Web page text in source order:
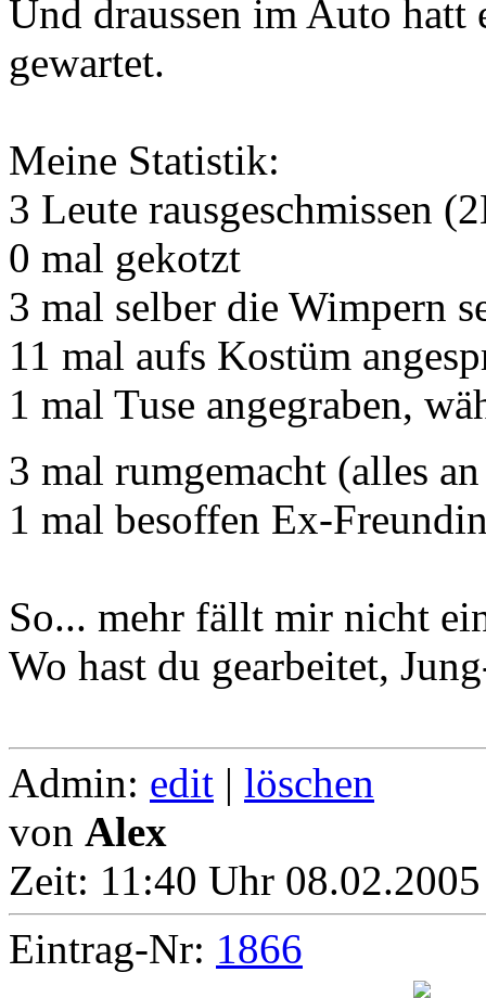
Und draussen im Auto hatt
gewartet.
Meine Statistik:
3 Leute rausgeschmissen
0 mal gekotzt
3 mal selber die Wimpern
11 mal aufs Kostüm
1 mal Tuse angegraben,
3 mal rumgemacht (alles
1 mal besoffen Ex-
So... mehr fällt mir nicht
Wo hast du gearbeitet,
Admin: edit | löschen
von Alex
Zeit: 11:40 Uhr
Eintrag-Nr: 1866